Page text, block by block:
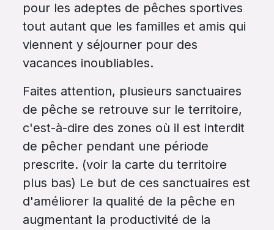
pour les adeptes de pêches sportives
tout autant que les familles et amis qui
viennent y séjourner pour des
vacances inoubliables.
Faites attention, plusieurs sanctuaires
de pêche se retrouve sur le territoire,
c'est-à-dire des zones où il est interdit
de pêcher pendant une période
prescrite. (voir la carte du territoire
plus bas) Le but de ces sanctuaires est
d'améliorer la qualité de la pêche en
augmentant la productivité de la